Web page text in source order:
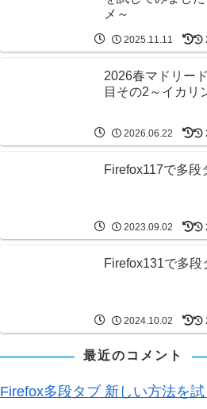
メ～
2025.11.11
2026春マドリー
目その2～イカリ
2026.06.22
Firefox117で多段
2023.09.02
Firefox131で多段
2024.10.02
最近のコメント
Firefox多段タブ 新しい方法を試